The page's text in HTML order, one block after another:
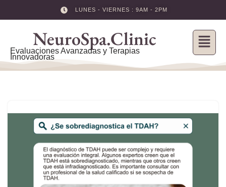
LUNES - VIERNES : 9AM - 2PM
NeuroSpa.Clinic
Evaluaciones Avanzadas y Terapias
Innovadoras